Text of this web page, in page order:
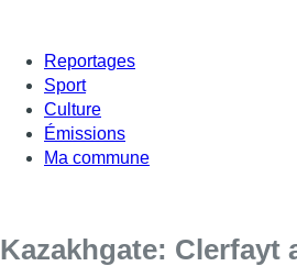
Reportages
Sport
Culture
Émissions
Ma commune
Kazakhgate: Clerfayt